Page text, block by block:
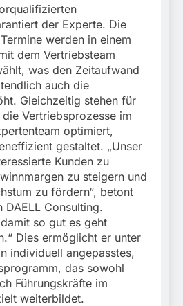
der Experte. Die
werden in einem
dem Vertriebsteam
was den Zeitaufwand
auch die
Gleichzeitig stehen für
Vertriebsprozesse im
optimiert,
gestaltet. „Unser
Kunden zu
zu steigern und
zu fördern“, betont
DAELL Consulting.
so gut es geht
Dies ermöglicht er unter
individuell angepasstes,
das sowohl
Führungskräfte im
weiterbildet.